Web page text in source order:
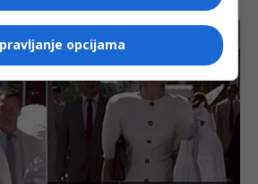
opcijama